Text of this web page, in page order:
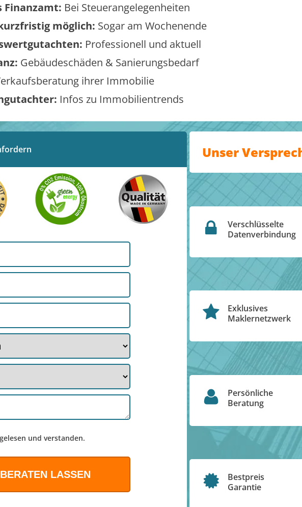
Bei Steuerangelegenheiten
möglich: Sogar am Wochenende
Professionell und aktuell
Gebäudeschäden & Sanierungsbedarf
ihrer Immobilie
Infos zu Immobilientrends
und verstanden.
Unser
Verschlüsselte
Datenverbindung
Exklusives
Maklernetzwerk
Persönliche
Beratung
Bestpreis
Garantie